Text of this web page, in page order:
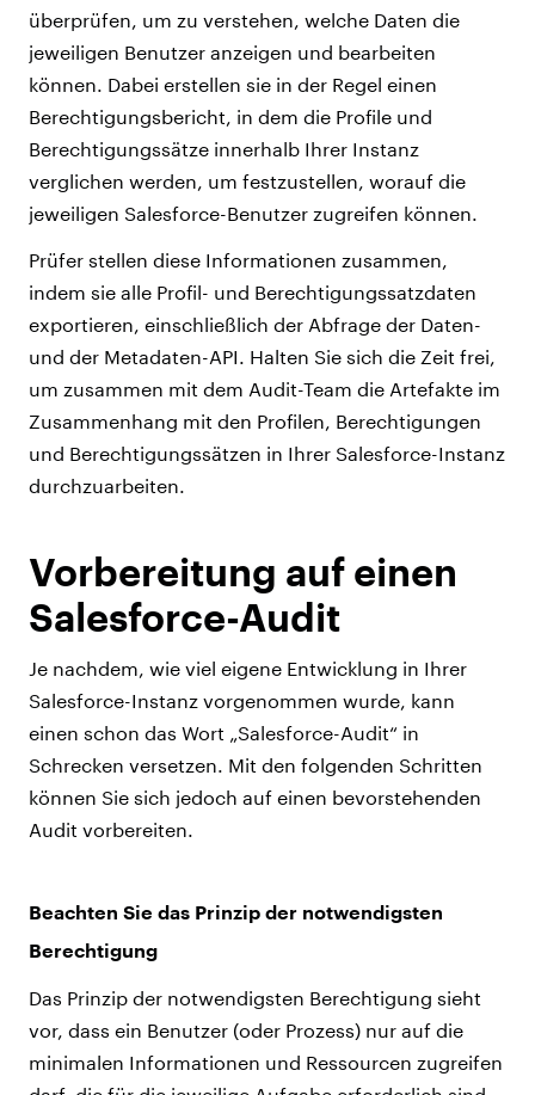
überprüfen, um zu verstehen, welche Daten die
jeweiligen Benutzer anzeigen und bearbeiten
können. Dabei erstellen sie in der Regel einen
Berechtigungsbericht, in dem die Profile und
Berechtigungssätze innerhalb Ihrer Instanz
verglichen werden, um festzustellen, worauf die
jeweiligen Salesforce-Benutzer zugreifen können.
Prüfer stellen diese Informationen zusammen,
indem sie alle Profil- und Berechtigungssatzdaten
exportieren, einschließlich der Abfrage der Daten-
und der Metadaten-API. Halten Sie sich die Zeit frei,
um zusammen mit dem Audit-Team die Artefakte im
Zusammenhang mit den Profilen, Berechtigungen
und Berechtigungssätzen in Ihrer Salesforce-Instanz
durchzuarbeiten.
Vorbereitung auf einen
Salesforce-Audit
Je nachdem, wie viel eigene Entwicklung in Ihrer
Salesforce-Instanz vorgenommen wurde, kann
einen schon das Wort „Salesforce-Audit“ in
Schrecken versetzen. Mit den folgenden Schritten
können Sie sich jedoch auf einen bevorstehenden
Audit vorbereiten.
Beachten Sie das Prinzip der notwendigsten
Berechtigung
Das Prinzip der notwendigsten Berechtigung sieht
vor, dass ein Benutzer (oder Prozess) nur auf die
minimalen Informationen und Ressourcen zugreifen